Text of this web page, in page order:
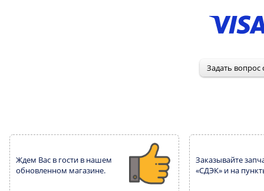
Ждем Вас в гости в нашем
обновленном магазине.
Заказывайте
«СДЭК» и на